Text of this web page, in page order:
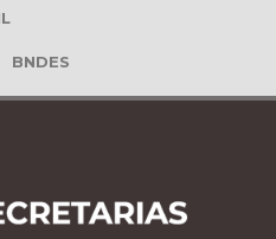
BNDES